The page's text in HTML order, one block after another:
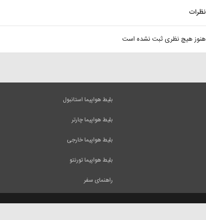
نظرات
هنوز هیچ نظری ثبت نشده است
بلیط هواپیما استانبول
بلیط هواپیما چارتر
بلیط هواپیما خارجی
بلیط هواپیما تورنتو
راهنمای سفر